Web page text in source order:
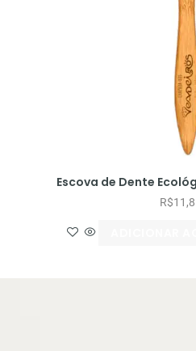
Escova de Dente
R$